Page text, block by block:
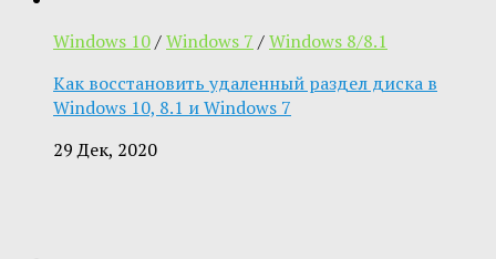
Windows 10/Windows 7 /Windows 8/8.1
Как восстановить удаленный раздел диска в
Windows 10, 8.1 и Windows 7
29 Дек, 2020